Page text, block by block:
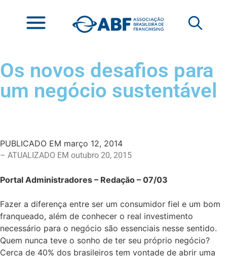
Os novos desafios para
um negócio sustentável
PUBLICADO EM março 12, 2014
– ATUALIZADO EM outubro 20, 2015
Portal Administradores – Redação – 07/03
Fazer a diferença entre ser um consumidor fiel e um bom
franqueado, além de conhecer o real investimento
necessário para o negócio são essenciais nesse sentido.
Quem nunca teve o sonho de ter seu próprio negócio?
Cerca de 40% dos brasileiros tem vontade de abrir uma